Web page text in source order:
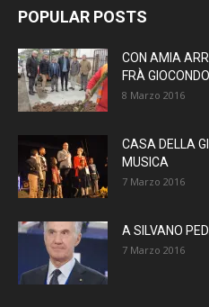
POPULAR POSTS
CON AMIA
FRÀ GIOCONDO
8 Marzo 2016
CASA DELLA
MUSICA
7 Marzo 2016
A SILVANO
7 Marzo 2016